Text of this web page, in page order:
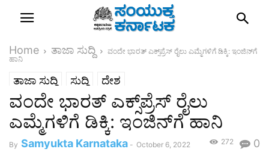
Home ತಾಜಾ ಸುದ್ದಿ
ವಂದೇ ಭಾರತ್‌ ಎಕ್ಸ್‌ಪ್ರೆಸ್‌ ರೈಲು ಎಮ್ಮೆಗಳಿಗೆ ಡಿಕ್ಕಿ: ಇಂಜಿನ್‌ಗೆ
ಹಾನಿ
ತಾಜಾ ಸುದ್ದಿ ಸುದ್ದಿ ದೇಶ
ವಂದೇ ಭಾರತ್‌ ಎಕ್ಸ್‌ಪ್ರೆಸ್‌ ರೈಲು
ಎಮ್ಮೆಗಳಿಗೆ ಡಿಕ್ಕಿ: ಇಂಜಿನ್‌ಗೆ ಹಾನಿ
By Samyukta Karnataka - October 6, 2022 0
272